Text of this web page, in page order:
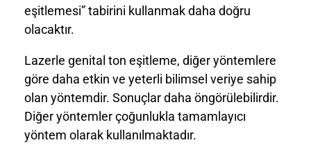
eşitlemesi” tabirini kullanmak daha doğru
olacaktır.
Lazerle genital ton eşitleme, diğer yöntemlere
göre daha etkin ve yeterli bilimsel veriye sahip
olan yöntemdir. Sonuçlar daha öngörülebilirdir.
Diğer yöntemler çoğunlukla tamamlayıcı
yöntem olarak kullanılmaktadır.